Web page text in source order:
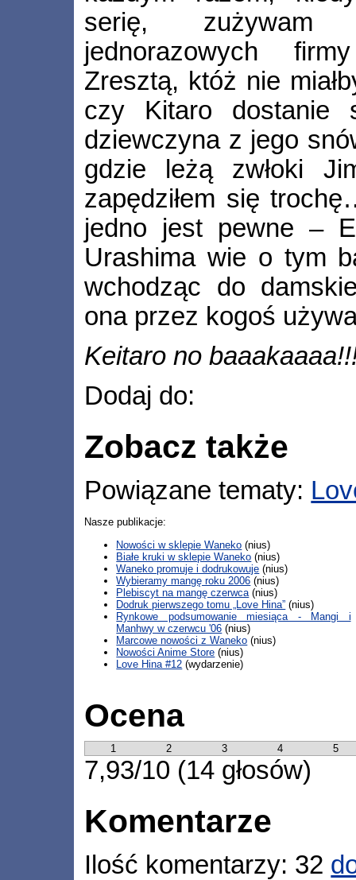
serię, zużywam
jednorazowych
Zresztą, któż nie
czy Kitaro dostanie
dziewczyna z jego
gdzie leżą zwłoki
zapędziłem się
jedno jest pewne –
Urashima wie o tym
wchodząc do
ona przez kogoś
Keitaro no
Dodaj do:
Zobacz także
Powiązane tematy:
Nasze publikacje:
Nowości w sklepie Waneko (nius)
Białe kruki w sklepie Waneko (nius)
Waneko promuje i dodrukowuje (nius)
Wybieramy mangę roku 2006 (nius)
Plebiscyt na mangę czerwca (nius)
Dodruk pierwszego tomu „Love Hina” (nius)
Rynkowe podsumowanie miesiąca - Mangi i
Manhwy w czerwcu '06 (nius)
Marcowe nowości z Waneko (nius)
Nowości Anime Store (nius)
Love Hina #12 (wydarzenie)
Ocena
1 2 3 4 5
7,93/10 (14 głosów)
Komentarze
Ilość komentarzy: 32